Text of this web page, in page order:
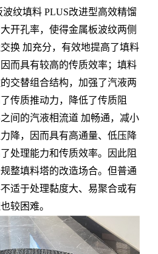
纹填料 PLUS改进型高效精馏
开孔率，使得金属板波纹两侧
换 加充分，有效地提高了填料
而具有较高的传质效率；填料
交替组合结构，加强了汽液两
传质推动力，降低了传质阻
间的汽液相流道 加畅通，减小
降，因而具有高通量、低压降
处理能力和传质效率。因此阻
整填料塔的改造场合。但普通
适于处理黏度大、易聚合或有
较困难。